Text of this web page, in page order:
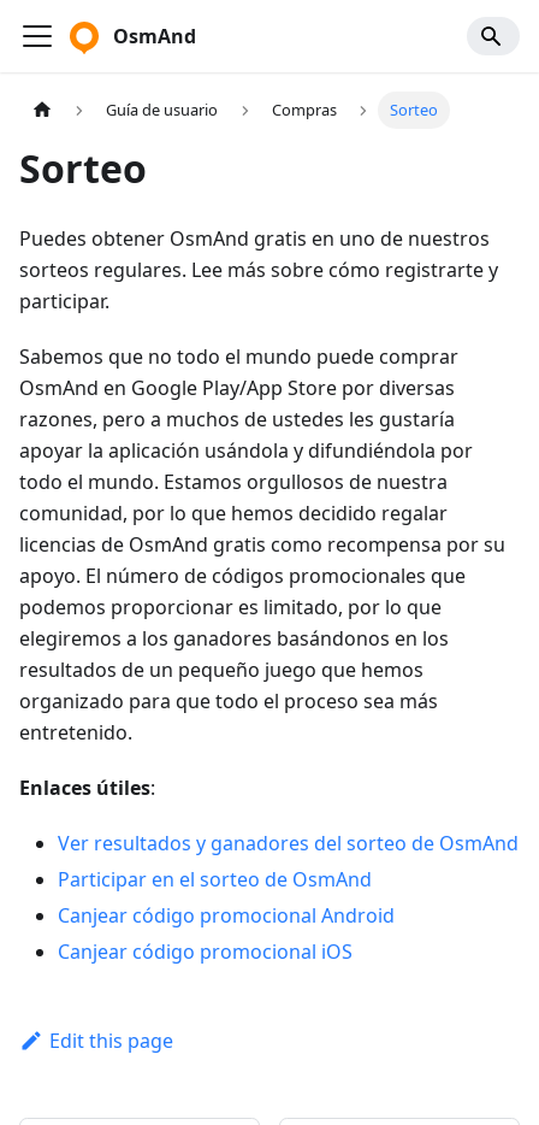
OsmAnd
Guía de usuario Compras Sorteo
Sorteo
Puedes obtener OsmAnd gratis en uno de nuestros
sorteos regulares. Lee más sobre cómo registrarte y
participar.
Sabemos que no todo el mundo puede comprar
OsmAnd en Google Play/App Store por diversas
razones, pero a muchos de ustedes les gustaría
apoyar la aplicación usándola y difundiéndola por
todo el mundo. Estamos orgullosos de nuestra
comunidad, por lo que hemos decidido regalar
licencias de OsmAnd gratis como recompensa por su
apoyo. El número de códigos promocionales que
podemos proporcionar es limitado, por lo que
elegiremos a los ganadores basándonos en los
resultados de un pequeño juego que hemos
organizado para que todo el proceso sea más
entretenido.
Enlaces útiles:
Ver resultados y ganadores del sorteo de OsmAnd
Participar en el sorteo de OsmAnd
Canjear código promocional Android
Canjear código promocional iOS
Edit this page